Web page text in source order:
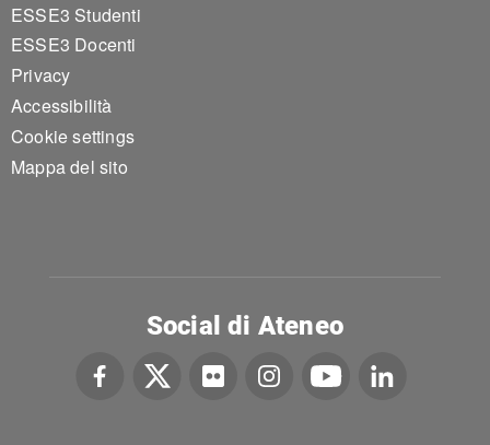
ESSE3 Studenti
ESSE3 Docenti
Privacy
Accessibilità
Cookie settings
Mappa del sito
Social di Ateneo